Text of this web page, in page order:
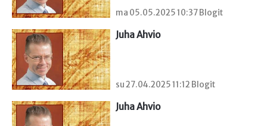
ma 05.05.2025 10:37 Blogit
Juha Ahvio
su 27.04.2025 11:12 Blogit
Juha Ahvio